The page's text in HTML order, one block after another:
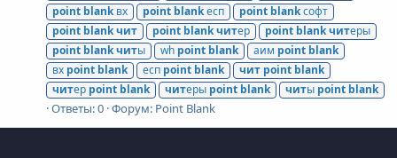
point blankвх point blankесп point blankсофт
point blankчит point blankчитер point blankчитеры
point blankчиты wh point blank аим point blank
вх point blank есп point blank чит point blank
читер point blank читеры point blank читы point blank
Ответы: 0 Форум: Point Blank